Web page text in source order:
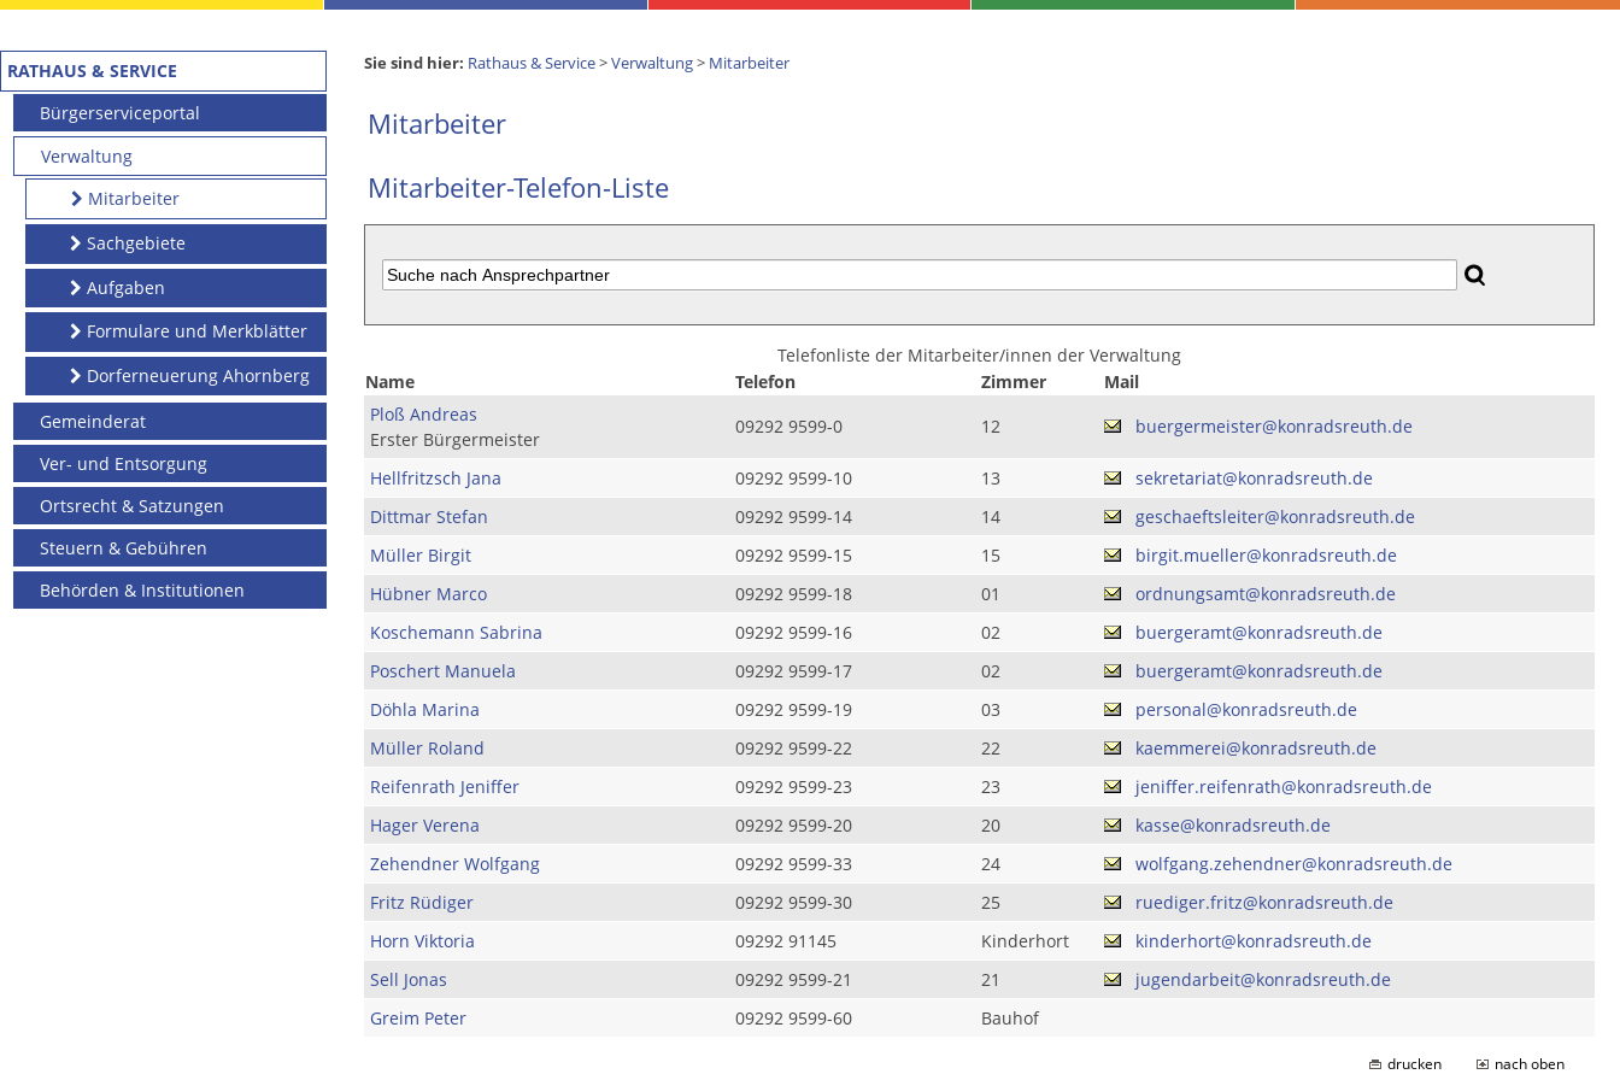
RATHAUS & SERVICE
Bürgerserviceportal
Verwaltung
Mitarbeiter
Sachgebiete
Aufgaben
Formulare und Merkblätter
Dorferneuerung Ahornberg
Gemeinderat
Ver- und Entsorgung
Ortsrecht & Satzungen
Steuern & Gebühren
Behörden & Institutionen
Sie sind hier: Rathaus & Service>Verwaltung> Mitarbeiter
Mitarbeiter
Mitarbeiter-Telefon-Liste
Telefonliste der Mitarbeiter/innen der Verwaltung
Name
Telefon Zimmer
Mail
Ploß Andreas
Erster Bürgermeister
09292 9599-0 12 buergermeister@konradsreuth.de
Hellfritzsch Jana 09292 9599-10 13
sekretariat@konradsreuth.de
Dittmar Stefan
09292 9599-14 14
geschaeftsleiter@konradsreuth.de
Müller Birgit
09292 9599-15 15
birgit.mueller@konradsreuth.de
Hübner Marco
09292 9599-18 01
ordnungsamt@konradsreuth.de
Koschemann Sabrina
09292 9599-16 02
buergeramt@konradsreuth.de
Poschert Manuela
09292 9599-17 02
buergeramt@konradsreuth.de
Döhla Marina
09292 9599-19 03
personal@konradsreuth.de
Müller Roland
09292 9599-22 22
kaemmerei@konradsreuth.de
Reifenrath Jeniffer
09292 9599-23 23
jeniffer.reifenrath@konradsreuth.de
Hager Verena
09292 9599-20 20
kasse@konradsreuth.de
Zehendner Wolfgang
09292 9599-33 24
wolfgang.zehendner@konradsreuth.de
Fritz Rüdiger
09292 9599-30 25
ruediger.fritz@konradsreuth.de
Horn Viktoria
09292 91145 Kinderhort
kinderhort@konradsreuth.de
Sell Jonas
09292 9599-21 21
jugendarbeit@konradsreuth.de
Greim Peter
09292 9599-60 Bauhof
drucken nach oben